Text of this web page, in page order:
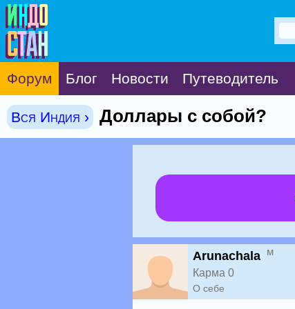
Форум Блог Новости Путеводитель
Вся Индия › Доллары с собой?
Arunachala м
Карма 0
О себе